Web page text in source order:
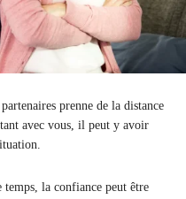
prenne de la distance
avec vous, il peut y avoir
la confiance peut être